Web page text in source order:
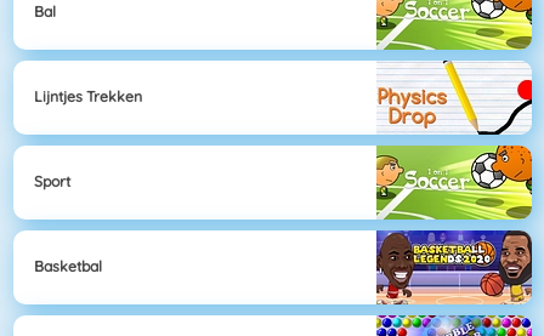
Bal
Lijntjes Trekken
Sport
Basketbal